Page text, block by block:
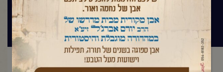
הלכה ותניא יומי
ראשי שיעורי החיד"א/בגובה העיניים הלכה ותניא יומי
החיד"א-תניא יומי ובגובה העיניים-כ"ד טבת תשפ"ו